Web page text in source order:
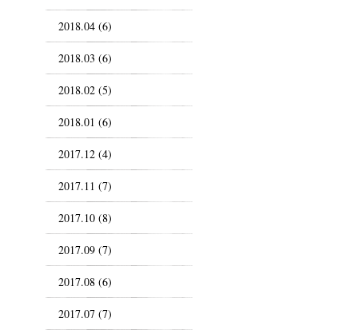
2018.04 (6)
2018.03 (6)
2018.02 (5)
2018.01 (6)
2017.12 (4)
2017.11 (7)
2017.10 (8)
2017.09 (7)
2017.08 (6)
2017.07 (7)